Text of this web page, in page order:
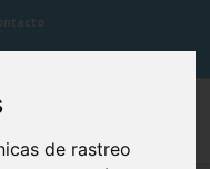
de rastreo